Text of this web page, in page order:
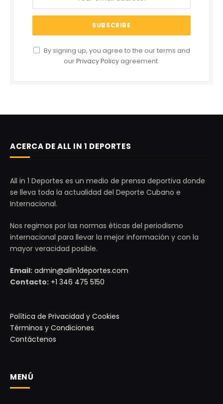
By signing up, you agree to the our terms and
ourPrivacy Policy agreement.
ACERCA DE ALL IN 1 DEPORTES
All in 1 Deportes es un medio de prensa deportiva donde
se lleva toda la actualidad del Deporte Cubano e
Internacional.
Nos regimos por las normas éticas del periodismo
internacional para llevar la mejor información y con la
mayor veracidad posible.
Email: admin@allin1deportes.com
Contacto: +1 346 475 5150
Política de Privacidad y Cookies
Términos y Condiciones
Contáctenos
MENÚ